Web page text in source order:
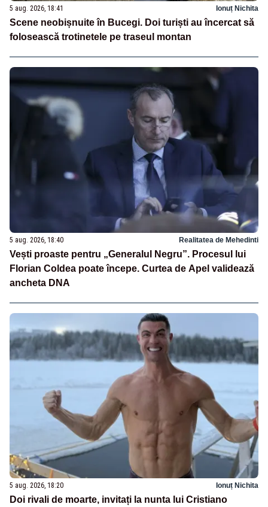
5 aug. 2026, 18:41 Ionuț Nichita
Scene neobișnuite în Bucegi. Doi turiști au încercat să
folosească trotinetele pe traseul montan
5 aug. 2026, 18:40 Realitatea de Mehedinti
Vești proaste pentru „Generalul Negru”. Procesul lui
Florian Coldea poate începe. Curtea de Apel validează
ancheta DNA
5 aug. 2026, 18:20 Ionuț Nichita
Doi rivali de moarte, invitați la nunta lui Cristiano